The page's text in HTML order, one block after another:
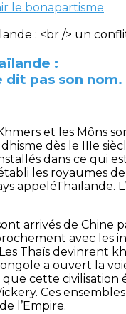
le bonapartisme
:
dit pas son nom.
Khmers et les Môns
dès le IIIe
dans ce qui
les royaumes
appeléThaïlande.
arrivés de
avec les
Thaïs devinrent
a ouvert la
cette civilisation
Ces
l’Empire.